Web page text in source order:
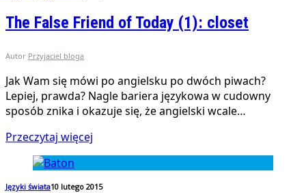
The False Friend of Today (1): closet
Autor Przyjaciel bloga
Jak Wam się mówi po angielsku po dwóch piwach?
Lepiej, prawda? Nagle bariera językowa w cudowny
sposób znika i okazuje się, że angielski wcale…
Przeczytaj więcej
Języki świata10 lutego 2015